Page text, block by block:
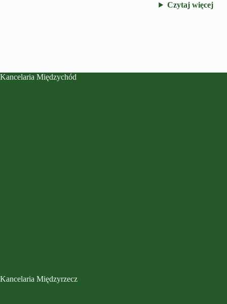
Czytaj więcej
Kancelaria Międzychód
Kancelaria Międzyrzecz